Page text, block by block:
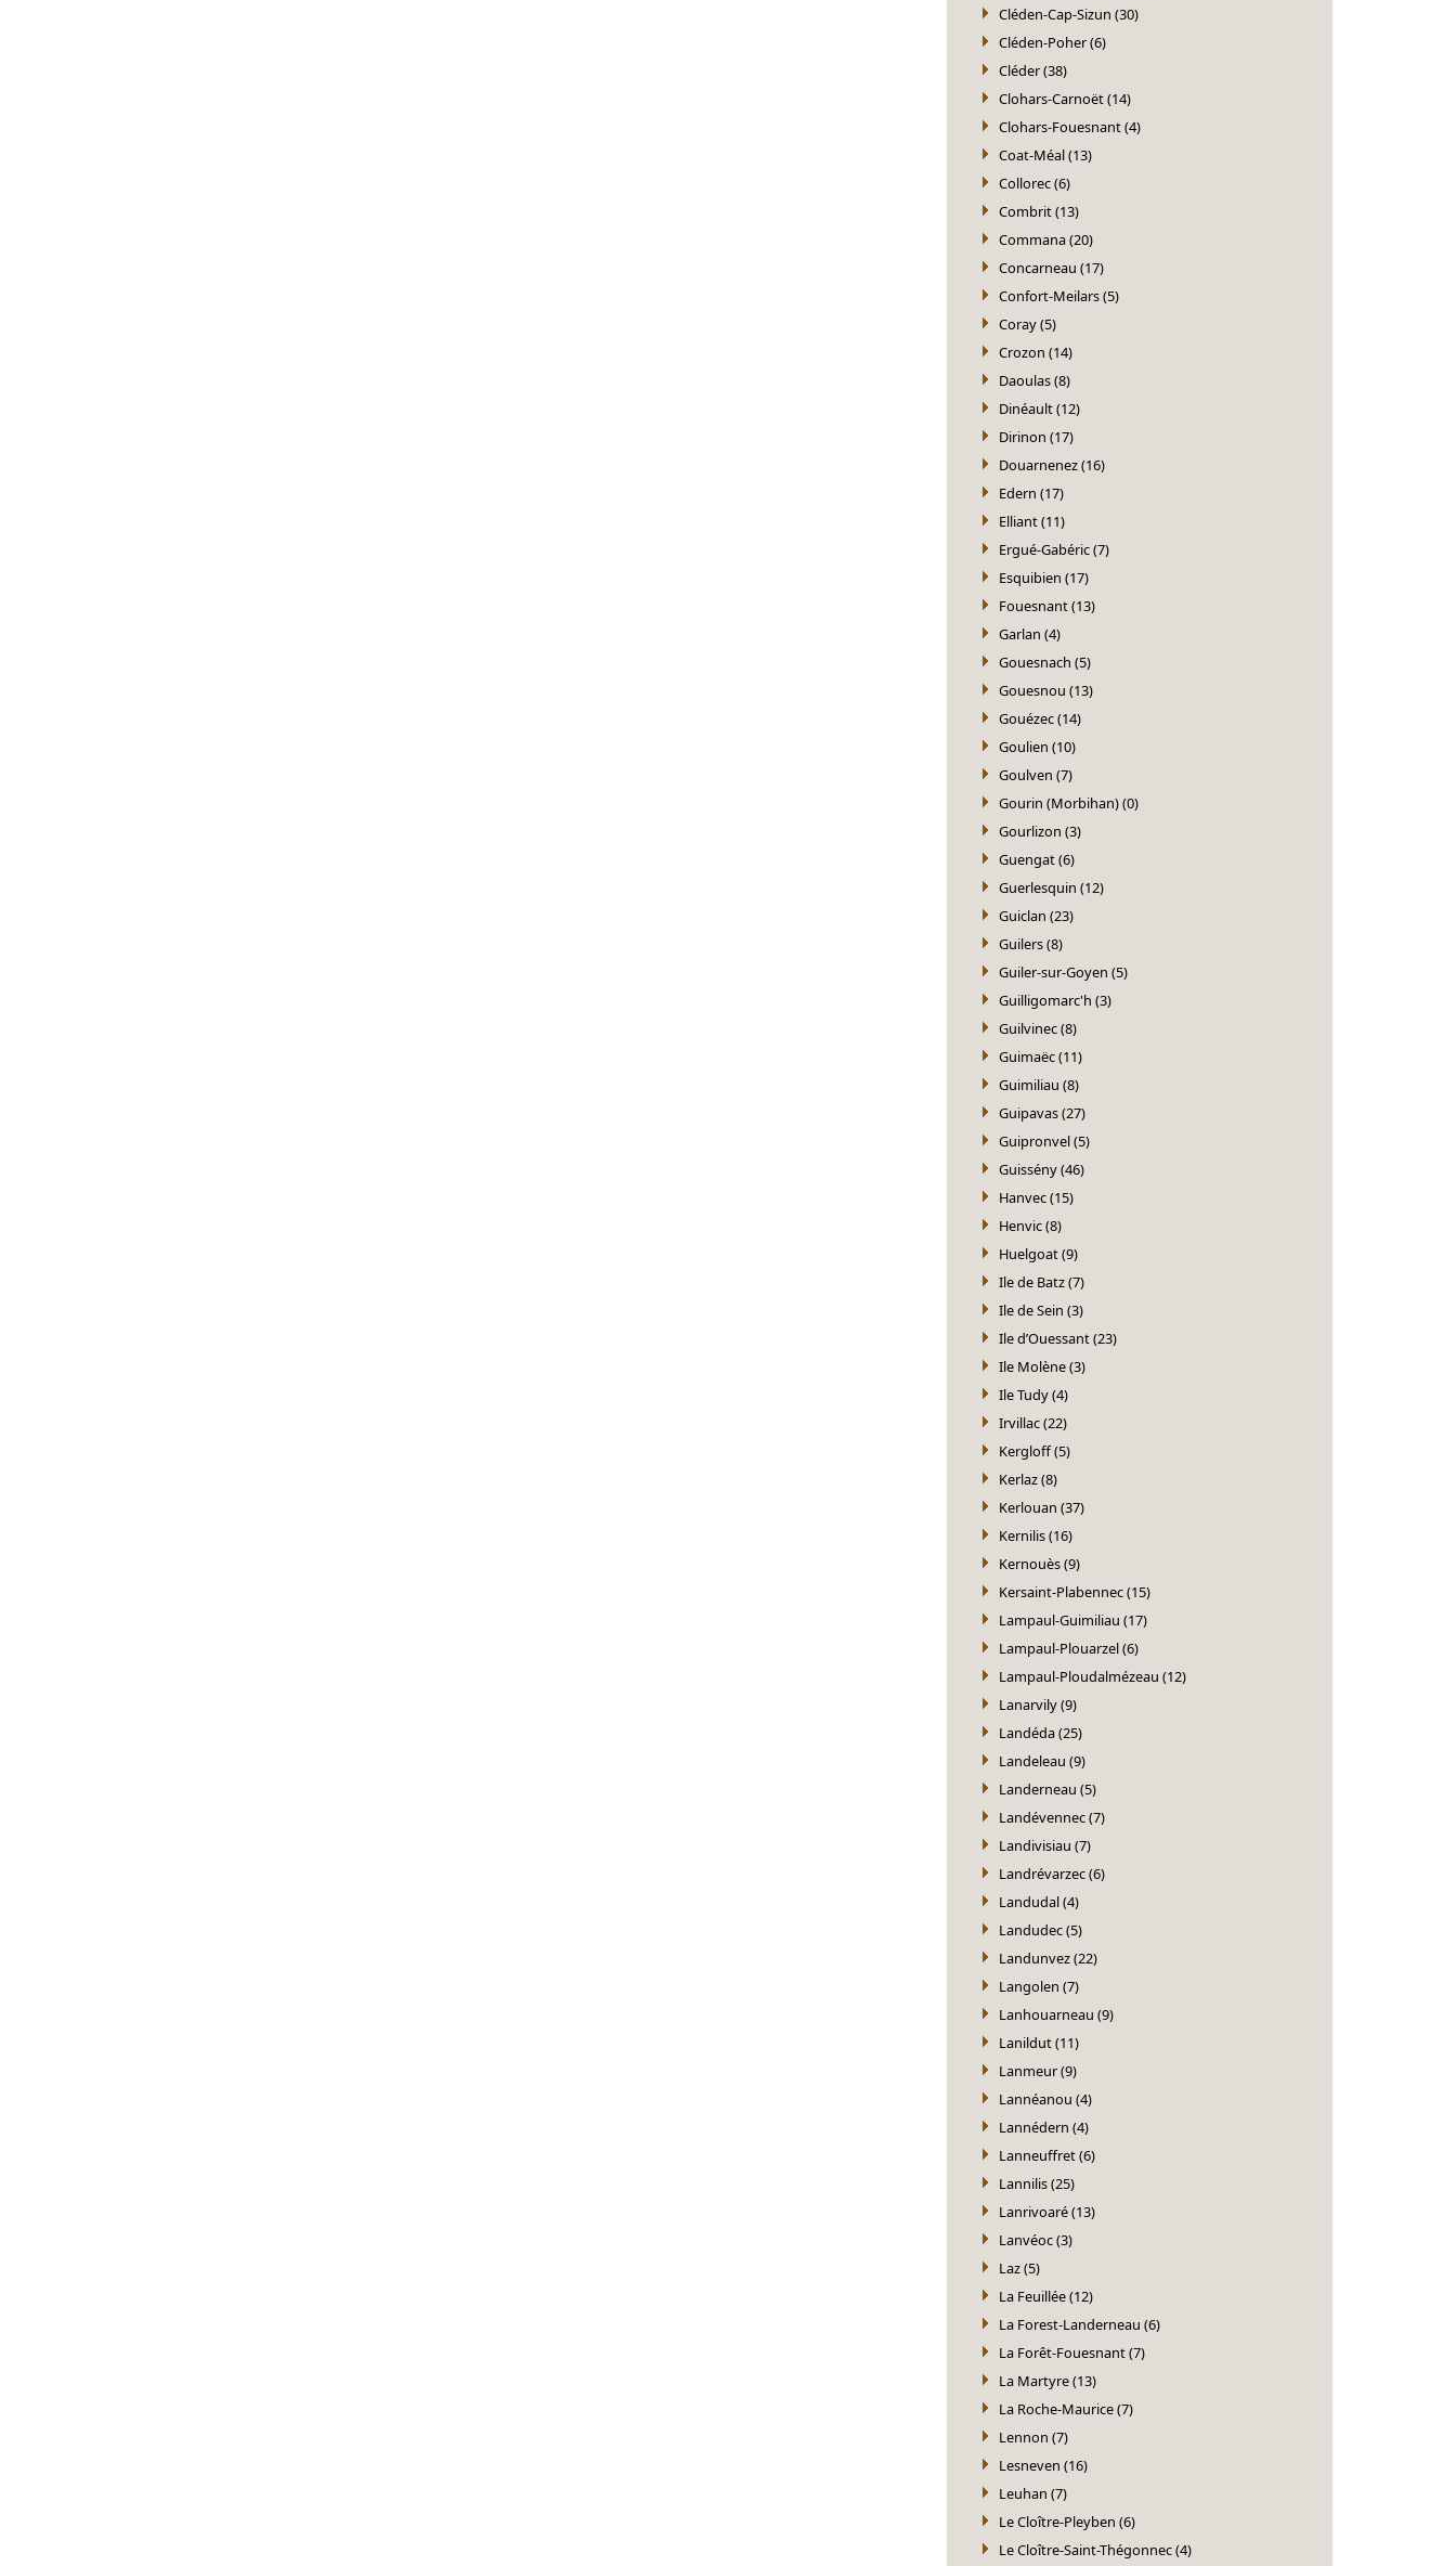
Cléden-Cap-Sizun (30)
Cléden-Poher (6)
Cléder (38)
Clohars-Carnoët (14)
Clohars-Fouesnant (4)
Coat-Méal (13)
Collorec (6)
Combrit (13)
Commana (20)
Concarneau (17)
Confort-Meilars (5)
Coray (5)
Crozon (14)
Daoulas (8)
Dinéault (12)
Dirinon (17)
Douarnenez (16)
Edern (17)
Elliant (11)
Ergué-Gabéric (7)
Esquibien (17)
Fouesnant (13)
Garlan (4)
Gouesnach (5)
Gouesnou (13)
Gouézec (14)
Goulien (10)
Goulven (7)
Gourin (Morbihan) (0)
Gourlizon (3)
Guengat (6)
Guerlesquin (12)
Guiclan (23)
Guilers (8)
Guiler-sur-Goyen (5)
Guilligomarc'h (3)
Guilvinec (8)
Guimaëc (11)
Guimiliau (8)
Guipavas (27)
Guipronvel (5)
Guissény (46)
Hanvec (15)
Henvic (8)
Huelgoat (9)
Ile de Batz (7)
Ile de Sein (3)
Ile d’Ouessant (23)
Ile Molène (3)
Ile Tudy (4)
Irvillac (22)
Kergloff (5)
Kerlaz (8)
Kerlouan (37)
Kernilis (16)
Kernouès (9)
Kersaint-Plabennec (15)
Lampaul-Guimiliau (17)
Lampaul-Plouarzel (6)
Lampaul-Ploudalmézeau (12)
Lanarvily (9)
Landéda (25)
Landeleau (9)
Landerneau (5)
Landévennec (7)
Landivisiau (7)
Landrévarzec (6)
Landudal (4)
Landudec (5)
Landunvez (22)
Langolen (7)
Lanhouarneau (9)
Lanildut (11)
Lanmeur (9)
Lannéanou (4)
Lannédern (4)
Lanneuffret (6)
Lannilis (25)
Lanrivoaré (13)
Lanvéoc (3)
Laz (5)
La Feuillée (12)
La Forest-Landerneau (6)
La Forêt-Fouesnant (7)
La Martyre (13)
La Roche-Maurice (7)
Lennon (7)
Lesneven (16)
Leuhan (7)
Le Cloître-Pleyben (6)
Le Cloître-Saint-Thégonnec (4)